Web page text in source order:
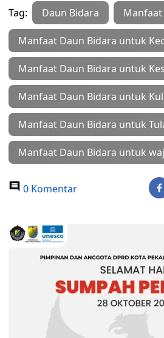
Tag: Daun Bidara
Manfaat Daun Bidara untuk
Manfaat Daun Bidara untuk
Manfaat Daun Bidara untuk
Manfaat Daun Bidara untuk
Manfaat Daun Bidara untuk
0 Komentar